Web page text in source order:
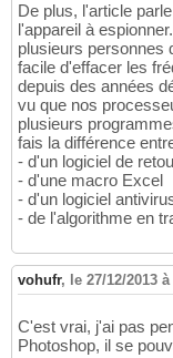
De plus, l'article
l'appareil à
plusieurs personnes
facile d'effacer les
depuis des années
vu que nos
plusieurs
fais la différence
- d'un logiciel de
- d'une macro Excel
- d'un logiciel
- de l'algorithme en
vohufr, le 27/12/2013
C'est vrai, j'ai pas
Photoshop, il se